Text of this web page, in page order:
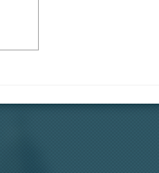
สูบบุหรี่ที่ระเบียง?